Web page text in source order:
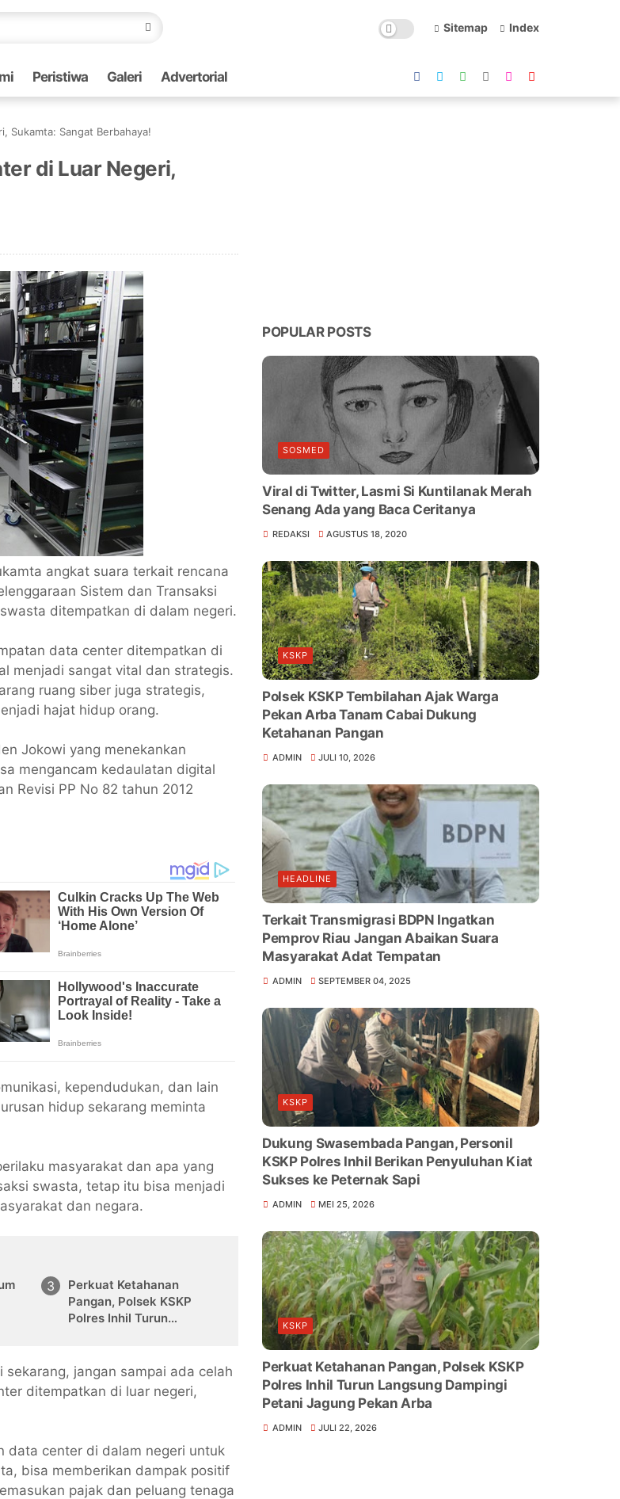
Sitemap Index
Peristiwa Galeri Advertorial
Sukamta: Sangat Berbahaya!
di Luar Negeri,
angkat suara terkait rencana
Sistem dan Transaksi
ditempatkan di dalam negeri.
data center ditempatkan di
menjadi sangat vital dan strategis.
ruang siber juga strategis,
hajat hidup orang.
Jokowi yang menekankan
mengancam kedaulatan digital
Revisi PP No 82 tahun 2012
kependudukan, dan lain
hidup sekarang meminta
masyarakat dan apa yang
swasta, tetap itu bisa menjadi
dan negara.
Perkuat Ketahanan
Pangan, Polsek KSKP
Polres Inhil Turun
jangan sampai ada celah
ditempatkan di luar negeri,
data center di dalam negeri untuk
bisa memberikan dampak positif
pajak dan peluang tenaga
POPULAR POSTS
SOSMED
Viral di Twitter, Lasmi Si Kuntilanak Merah
Senang Ada yang Baca Ceritanya
REDAKSI AGUSTUS 18, 2020
KSKP
Polsek KSKP Tembilahan Ajak Warga
Pekan Arba Tanam Cabai Dukung
Ketahanan Pangan
ADMIN JULI 10, 2026
HEADLINE
Terkait Transmigrasi BDPN Ingatkan
Pemprov Riau Jangan Abaikan Suara
Masyarakat Adat Tempatan
ADMIN SEPTEMBER 04, 2025
KSKP
Dukung Swasembada Pangan, Personil
KSKP Polres Inhil Berikan Penyuluhan Kiat
Sukses ke Peternak Sapi
ADMIN MEI 25, 2026
KSKP
Perkuat Ketahanan Pangan, Polsek KSKP
Polres Inhil Turun Langsung Dampingi
Petani Jagung Pekan Arba
ADMIN JULI 22, 2026